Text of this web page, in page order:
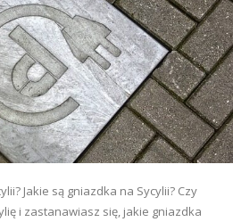
Jakie są gniazdka na Sycylii? Czy
i zastanawiasz się, jakie gniazdka